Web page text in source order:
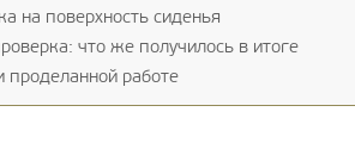
на поверхность сиденья
что же получилось в итоге
проделанной работе